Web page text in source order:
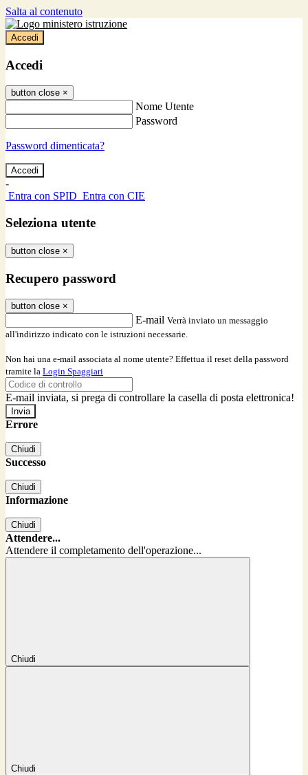
Salta al contenuto
Accedi
Accedi
button close ×
Nome Utente
Password
Password dimenticata?
-
Entra con SPID Entra con CIE
Seleziona utente
button close ×
Recupero password
button close ×
E-mail Verrà inviato un messaggio
all'indirizzo indicato con le istruzioni necessarie.
Non hai una e-mail associata al nome utente? Effettua il reset della password
tramite la Login Spaggiari
E-mail inviata, si prega di controllare la casella di posta elettronica!
Errore
Chiudi
Successo
Chiudi
Informazione
Chiudi
Attendere...
Attendere il completamento dell'operazione...
Chiudi
Chiudi